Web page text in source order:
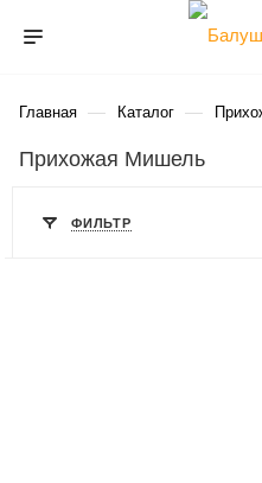
Главная — Каталог —
Прихожая Мишель
ФИЛЬТР